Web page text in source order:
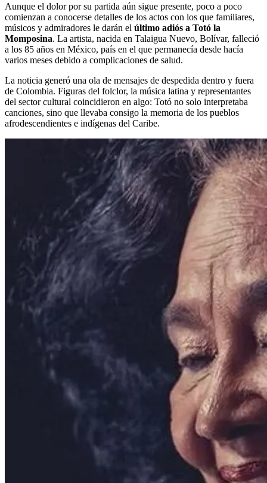
Aunque el dolor por su partida aún sigue presente, poco a poco
comienzan a conocerse detalles de los actos con los que familiares,
músicos y admiradores le darán el último adiós a Totó la
Momposina. La artista, nacida en Talaigua Nuevo, Bolívar, falleció
a los 85 años en México, país en el que permanecía desde hacía
varios meses debido a complicaciones de salud.
La noticia generó una ola de mensajes de despedida dentro y fuera
de Colombia. Figuras del folclor, la música latina y representantes
del sector cultural coincidieron en algo: Totó no solo interpretaba
canciones, sino que llevaba consigo la memoria de los pueblos
afrodescendientes e indígenas del Caribe.